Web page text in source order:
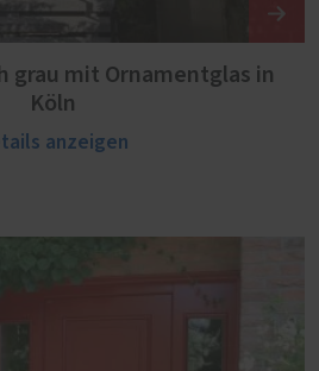
grau mit Ornamentglas in
Köln
anzeigen